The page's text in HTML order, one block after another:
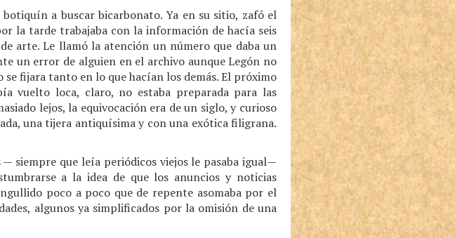
a buscar bicarbonato. Ya en su sitio, zafó el
la tarde trabajaba con la información de hacía seis
arte. Le llamó la atención un número que daba un
un error de alguien en el archivo aunque Legón no
fijara tanto en lo que hacían los demás. El próximo
vuelto loca, claro, no estaba preparada para las
lejos, la equivocación era de un siglo, y curioso
una tijera antiquísima y con una exótica filigrana.
siempre que leía periódicos viejos le pasaba igual—
a la idea de que los anuncios y noticias
poco a poco que de repente asomaba por el
algunos ya simplificados por la omisión de una